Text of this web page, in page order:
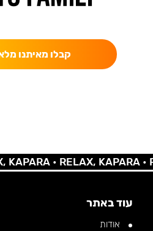
קבלו מאיתנו
•RELAX, KAPARA •
עוד באתר
אודות